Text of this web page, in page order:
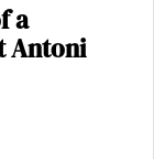
a
Antoni